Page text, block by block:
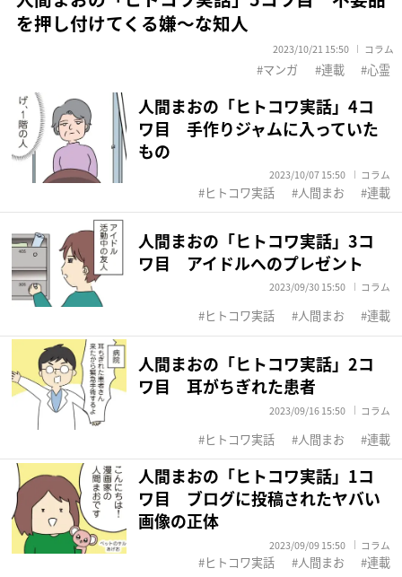
を押し付けてくる嫌～な知人
2023/10/21 15:50 コラム
マンガ 連載 心霊
人間まおの「ヒトコワ実話」4コ
ワ目 手作りジャムに入っていた
もの
2023/10/07 15:50 コラム
ヒトコワ実話 人間まお 連載
人間まおの「ヒトコワ実話」3コ
ワ目 アイドルへのプレゼント
2023/09/30 15:50 コラム
ヒトコワ実話 人間まお 連載
人間まおの「ヒトコワ実話」2コ
ワ目 耳がちぎれた患者
2023/09/16 15:50 コラム
ヒトコワ実話 人間まお 連載
人間まおの「ヒトコワ実話」1コ
ワ目 ブログに投稿されたヤバい
画像の正体
2023/09/09 15:50 コラム
ヒトコワ実話 人間まお 連載